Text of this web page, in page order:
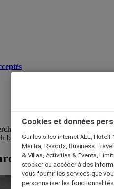
by categories
les hôtels
Cookies et données
Sur les sites internet ALL,
Mantra, Resorts, Business
& Villas, Activities & Events,
stocker ou accéder à des
vous fournir les services que
personnaliser les